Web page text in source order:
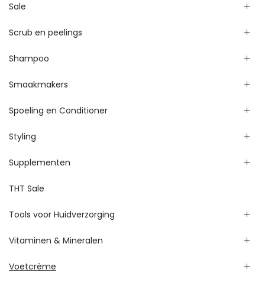
Sale
Scrub en peelings
Shampoo
Smaakmakers
Spoeling en Conditioner
Styling
Supplementen
THT Sale
Tools voor Huidverzorging
Vitaminen & Mineralen
Voetcrème